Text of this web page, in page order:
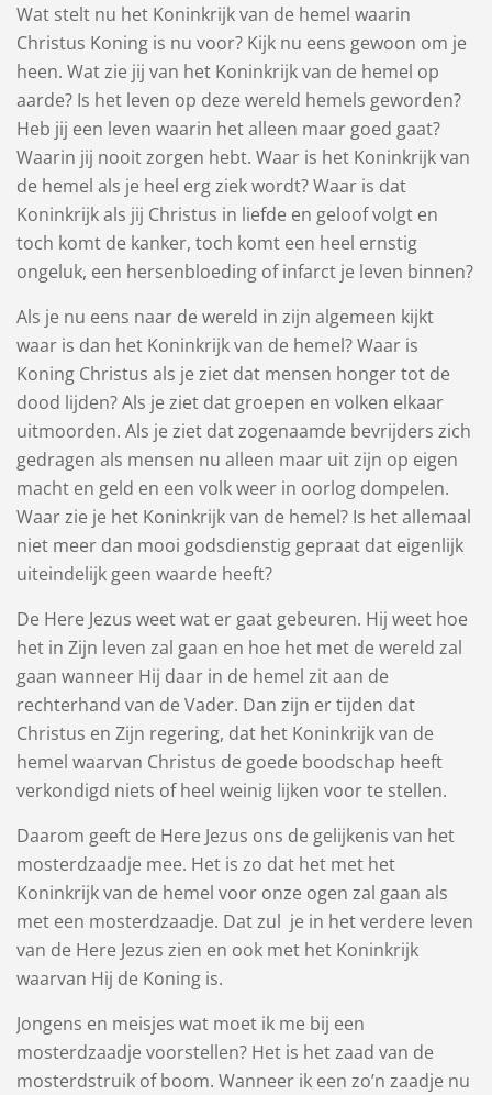
Wat stelt nu het Koninkrijk van de hemel waarin
Christus Koning is nu voor? Kijk nu eens gewoon om je
heen. Wat zie jij van het Koninkrijk van de hemel op
aarde? Is het leven op deze wereld hemels geworden?
Heb jij een leven waarin het alleen maar goed gaat?
Waarin jij nooit zorgen hebt. Waar is het Koninkrijk van
de hemel als je heel erg ziek wordt? Waar is dat
Koninkrijk als jij Christus in liefde en geloof volgt en
toch komt de kanker, toch komt een heel ernstig
ongeluk, een hersenbloeding of infarct je leven binnen?
Als je nu eens naar de wereld in zijn algemeen kijkt
waar is dan het Koninkrijk van de hemel? Waar is
Koning Christus als je ziet dat mensen honger tot de
dood lijden? Als je ziet dat groepen en volken elkaar
uitmoorden. Als je ziet dat zogenaamde bevrijders zich
gedragen als mensen nu alleen maar uit zijn op eigen
macht en geld en een volk weer in oorlog dompelen.
Waar zie je het Koninkrijk van de hemel? Is het allemaal
niet meer dan mooi godsdienstig gepraat dat eigenlijk
uiteindelijk geen waarde heeft?
De Here Jezus weet wat er gaat gebeuren. Hij weet hoe
het in Zijn leven zal gaan en hoe het met de wereld zal
gaan wanneer Hij daar in de hemel zit aan de
rechterhand van de Vader. Dan zijn er tijden dat
Christus en Zijn regering, dat het Koninkrijk van de
hemel waarvan Christus de goede boodschap heeft
verkondigd niets of heel weinig lijken voor te stellen.
Daarom geeft de Here Jezus ons de gelijkenis van het
mosterdzaadje mee. Het is zo dat het met het
Koninkrijk van de hemel voor onze ogen zal gaan als
met een mosterdzaadje. Dat zul je in het verdere leven
van de Here Jezus zien en ook met het Koninkrijk
waarvan Hij de Koning is.
Jongens en meisjes wat moet ik me bij een
mosterdzaadje voorstellen? Het is het zaad van de
mosterdstruik of boom. Wanneer ik een zo’n zaadje nu